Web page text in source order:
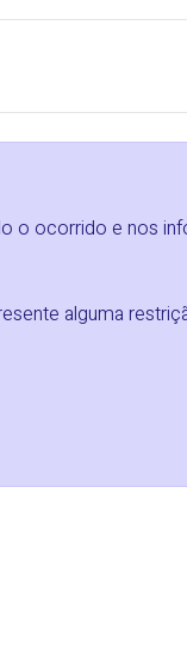
o ocorrido e nos
alguma